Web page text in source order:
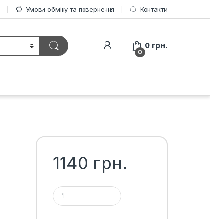
Умови обміну та повернення Контакти
0
0 грн.
1140 грн.
Підкрилки Opel Astra, комплект (4од.) кількість